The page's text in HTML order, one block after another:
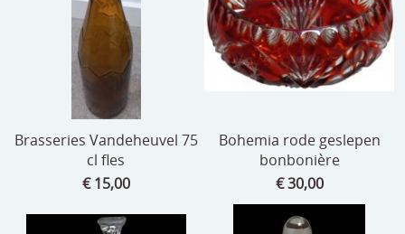
Brasseries Vandeheuvel 75
cl fles
€ 15,00
Bohemia rode geslepen
bonbonière
€ 30,00